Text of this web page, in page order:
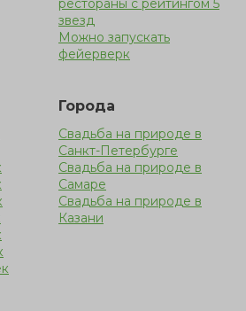
рестораны с рейтингом 5
звезд
Можно запускать
фейерверк
Города
Свадьба на природе в
Санкт-Петербурге
Свадьба на природе в
Самаре
Свадьба на природе в
Казани